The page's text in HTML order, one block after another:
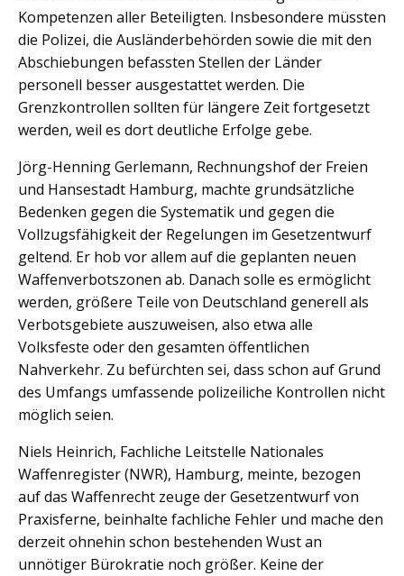
Kompetenzen aller Beteiligten. Insbesondere müssten
die Polizei, die Ausländerbehörden sowie die mit den
Abschiebungen befassten Stellen der Länder
personell besser ausgestattet werden. Die
Grenzkontrollen sollten für längere Zeit fortgesetzt
werden, weil es dort deutliche Erfolge gebe.
Jörg-Henning Gerlemann, Rechnungshof der Freien
und Hansestadt Hamburg, machte grundsätzliche
Bedenken gegen die Systematik und gegen die
Vollzugsfähigkeit der Regelungen im Gesetzentwurf
geltend. Er hob vor allem auf die geplanten neuen
Waffenverbotszonen ab. Danach solle es ermöglicht
werden, größere Teile von Deutschland generell als
Verbotsgebiete auszuweisen, also etwa alle
Volksfeste oder den gesamten öffentlichen
Nahverkehr. Zu befürchten sei, dass schon auf Grund
des Umfangs umfassende polizeiliche Kontrollen nicht
möglich seien.
Niels Heinrich, Fachliche Leitstelle Nationales
Waffenregister (NWR), Hamburg, meinte, bezogen
auf das Waffenrecht zeuge der Gesetzentwurf von
Praxisferne, beinhalte fachliche Fehler und mache den
derzeit ohnehin schon bestehenden Wust an
unnötiger Bürokratie noch größer. Keine der